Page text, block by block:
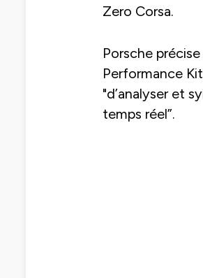
Zero Corsa.
Porsche
Performance
"d’analyser et
temps réel”.